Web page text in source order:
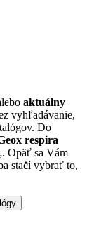
aktuálny
vyhľadávanie,
Do
respira
Opäť sa Vám
stačí vybrať to,